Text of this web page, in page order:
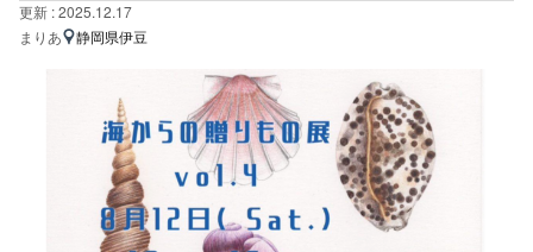
更新 : 2025.12.17
まりあ
静岡県伊豆